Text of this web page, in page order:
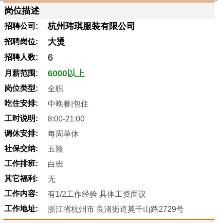
岗位描述
招聘公司: 杭州玮琪服装有限公司
招聘岗位: 大烫
招聘人数: 6
月薪范围: 6000以上
岗位类型:
全职
吃住安排:
中晚餐|包住
工时说明:
8:00-21:00
调休安排:
每周单休
社保交纳:
五险
工作排班:
白班
其它福利:
无
工作内容:
有1/2工作经验 具体工资面议
工作地址:
浙江省杭州市 良渚街道莫干山路2729号